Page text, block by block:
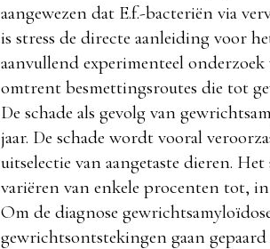
aangewezen dat E.f.-bacteriën via
is stress de directe aanleiding voor
aanvullend experimenteel
omtrent besmettingsroutes die tot
De schade als gevolg van
jaar. De schade wordt vooral
uitselectie van aangetaste dieren.
variëren van enkele procenten tot,
Om de diagnose
gewrichtsontstekingen gaan